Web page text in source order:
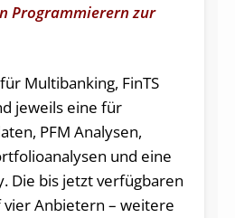
Programmierern zur
Multibanking, FinTS
jeweils eine für
PFM Analysen,
und eine
Die bis jetzt verfügbaren
vier Anbietern – weitere